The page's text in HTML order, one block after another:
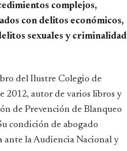
complejos,
con delitos económicos,
sexuales y criminalidad
del Ilustre Colegio de
2012, autor de varios libros y
de Prevención de Blanqueo
condición de abogado
ante la Audiencia Nacional y